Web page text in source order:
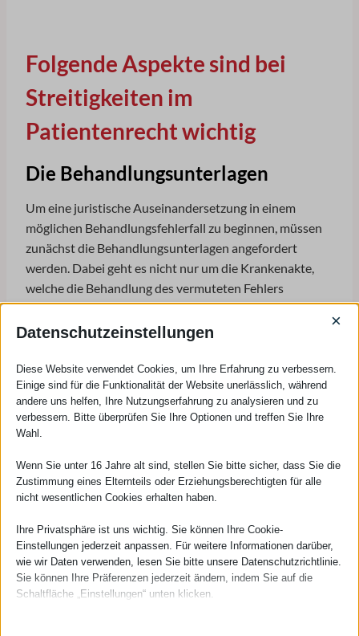
Folgende Aspekte sind bei
Streitigkeiten im
Patientenrecht wichtig
Die Behandlungsunterlagen
Um eine juristische Auseinandersetzung in einem
möglichen Behandlungsfehlerfall zu beginnen, müssen
zunächst die Behandlungsunterlagen angefordert
werden. Dabei geht es nicht nur um die Krankenakte,
welche die Behandlung des vermuteten Fehlers
dokumentiert, sondern auch um Informationen über
Vor- und Nachbehandlungen, die von Bedeutung sein
Geburtsschadensfall geht, müssen die
Behandlungsdokumentationen der vorbehandelnden
Frauenarztpraxis sowie der Mutterpass und Unterlagen
der nachbehandelnden Kinderklinik angefordert
Datenschutzeinstellungen
×
Diese Website verwendet Cookies, um Ihre Erfahrung zu verbessern.
Einige sind für die Funktionalität der Website unerlässlich, während
andere uns helfen, Ihre Nutzungserfahrung zu analysieren und zu
verbessern. Bitte überprüfen Sie Ihre Optionen und treffen Sie Ihre
Wahl.
Wenn Sie unter 16 Jahre alt sind, stellen Sie bitte sicher, dass Sie die
Zustimmung eines Elternteils oder Erziehungsberechtigten für alle
nicht wesentlichen Cookies erhalten haben.
Ihre Privatsphäre ist uns wichtig. Sie können Ihre Cookie-
Einstellungen jederzeit anpassen. Für weitere Informationen darüber,
wie wir Daten verwenden, lesen Sie bitte unsere Datenschutzrichtlinie.
Sie können Ihre Präferenzen jederzeit ändern, indem Sie auf die
Schaltfläche „Einstellungen“ unten klicken.